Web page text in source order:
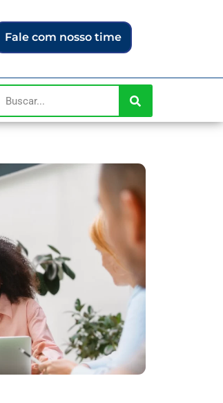
Fale com nosso time